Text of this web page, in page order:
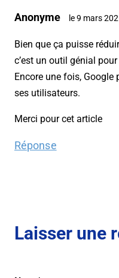
Anonyme le 9 mars
Bien que ça puisse
c’est un outil génial
Encore une fois,
ses utilisateurs.
Merci pour cet article
Réponse
Laisser une